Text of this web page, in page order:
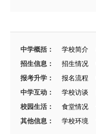
中学概括： 学校简介
招生信息：
招生情况
报考升学：
报名流程
中学互动：
学校访谈
校园生活：
食堂情况
其他信息：
学校环境